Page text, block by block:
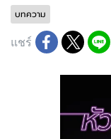
บทความ
แชร์